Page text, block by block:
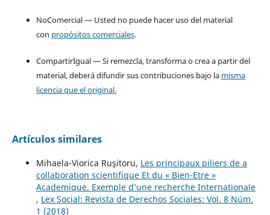
NoComercial — Usted no puede hacer uso del material
con propósitos comerciales.
CompartirIgual — Si remezcla, transforma o crea a partir del
material, deberá difundir sus contribuciones bajo la misma
licencia que el original.
Artículos similares
Mihaela-Viorica Ruşitoru, Les principaux piliers de a
collaboration scientifique Et du « Bien-Etre »
Academique. Exemple d’une recherche Internationale
, Lex Social: Revista de Derechos Sociales: Vol. 8 Núm.
1 (2018)